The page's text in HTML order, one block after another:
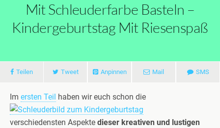
Mit Schleuderfarbe Basteln –
Kindergeburtstag Mit Riesenspaß
Teilen Tweet Anpinnen Mail SMS
Im ersten Teil haben wir euch schon die
verschiedensten Aspekte dieser kreativen und lustigen